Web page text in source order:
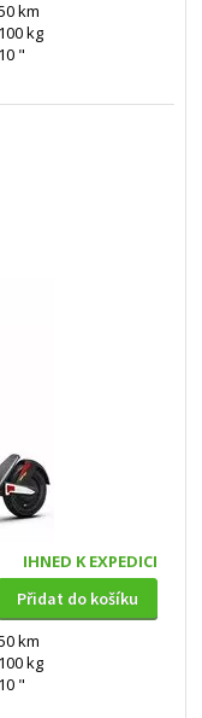
km
100 kg
10 "
IHNED K EXPEDICI
Přidat do košíku
km
100 kg
10 "